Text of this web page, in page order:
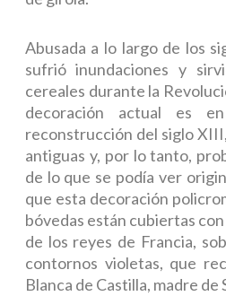
Abusada a lo largo de los
sufrió inundaciones y
cereales durante la
decoración actual es
reconstrucción del siglo
antiguas y, por lo tanto,
de lo que se podía ver
que esta decoración
bóvedas están cubiertas
de los reyes de Francia,
contornos violetas, que
Blanca de Castilla, madre de